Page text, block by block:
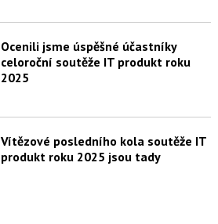
Ocenili jsme úspěšné účastníky
celoroční soutěže IT produkt roku
2025
Vítězové posledního kola soutěže IT
produkt roku 2025 jsou tady